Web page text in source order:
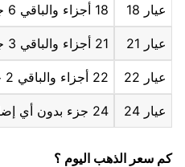
عيار 18 18 أجزاء والباقي 6 جزء من النحاس أو الفضة
عيار 21 21 أجزاء والباقي 3 جزء من النحاس أو الفضة
عيار 22 22 أجزاء والباقي 2 جزء من النحاس أو الفضة
عيار 24 24 جزء بدون أي إضافات
كم سعر الذهب اليوم ؟